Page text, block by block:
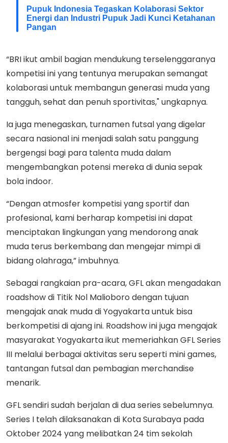
Pupuk Indonesia Tegaskan Kolaborasi Sektor
Energi dan Industri Pupuk Jadi Kunci Ketahanan
Pangan
“BRI ikut ambil bagian mendukung terselenggaranya
kompetisi ini yang tentunya merupakan semangat
kolaborasi untuk membangun generasi muda yang
tangguh, sehat dan penuh sportivitas," ungkapnya.
Ia juga menegaskan, turnamen futsal yang digelar
secara nasional ini menjadi salah satu panggung
bergengsi bagi para talenta muda dalam
mengembangkan potensi mereka di dunia sepak
bola indoor.
“Dengan atmosfer kompetisi yang sportif dan
profesional, kami berharap kompetisi ini dapat
menciptakan lingkungan yang mendorong anak
muda terus berkembang dan mengejar mimpi di
bidang olahraga,” imbuhnya.
Sebagai rangkaian pra-acara, GFL akan mengadakan
roadshow di Titik Nol Malioboro dengan tujuan
mengajak anak muda di Yogyakarta untuk bisa
berkompetisi di ajang ini. Roadshow ini juga mengajak
masyarakat Yogyakarta ikut memeriahkan GFL Series
III melalui berbagai aktivitas seru seperti mini games,
tantangan futsal dan pembagian merchandise
menarik.
GFL sendiri sudah berjalan di dua series sebelumnya.
Series I telah dilaksanakan di Kota Surabaya pada
Oktober 2024 yang melibatkan 24 tim sekolah